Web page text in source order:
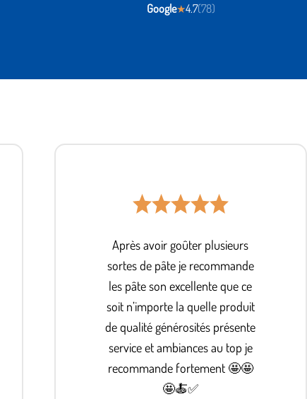
Google★4.7(78)
Après avoir goûter plusieurs
sortes de pâte je recommande
les pâte son excellente que ce
soit n’importe la quelle produit
de qualité générosités présente
service et ambiances au top je
recommande fortement 🤩🤩
🤩🍝✅